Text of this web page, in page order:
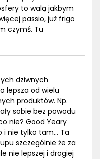
to walą jakbym
passio, już frigo
czymś. Tu
dziwnych
lepsza od wielu
produktów. Np.
sobie bez powodu
nie? Good Yeary
i nie tylko tam... Ta
szczególnie że za
nie lepszej i drogiej